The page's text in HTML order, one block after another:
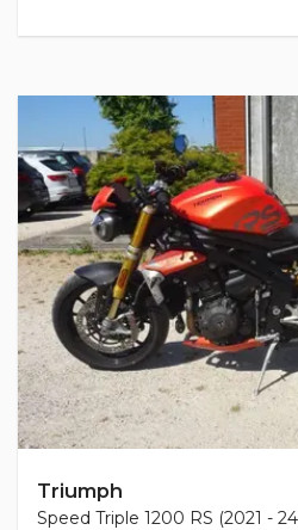
Triumph
Speed Triple 1200 RS (2021 -